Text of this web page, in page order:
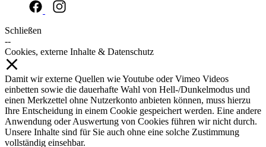
Schließen
--
Cookies, externe Inhalte & Datenschutz
Damit wir externe Quellen wie Youtube oder Vimeo Videos
einbetten sowie die dauerhafte Wahl von Hell-/Dunkelmodus und
einen Merkzettel ohne Nutzerkonto anbieten können, muss hierzu
Ihre Entscheidung in einem Cookie gespeichert werden. Eine andere
Anwendung oder Auswertung von Cookies führen wir nicht durch.
Unsere Inhalte sind für Sie auch ohne eine solche Zustimmung
vollständig einsehbar.